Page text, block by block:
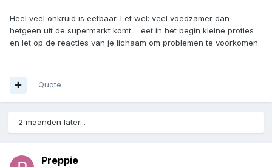
Heel veel onkruid is eetbaar. Let wel: veel voedzamer dan
hetgeen uit de supermarkt komt = eet in het begin kleine proties
en let op de reacties van je lichaam om problemen te voorkomen.
Quote
2 maanden later...
Preppie